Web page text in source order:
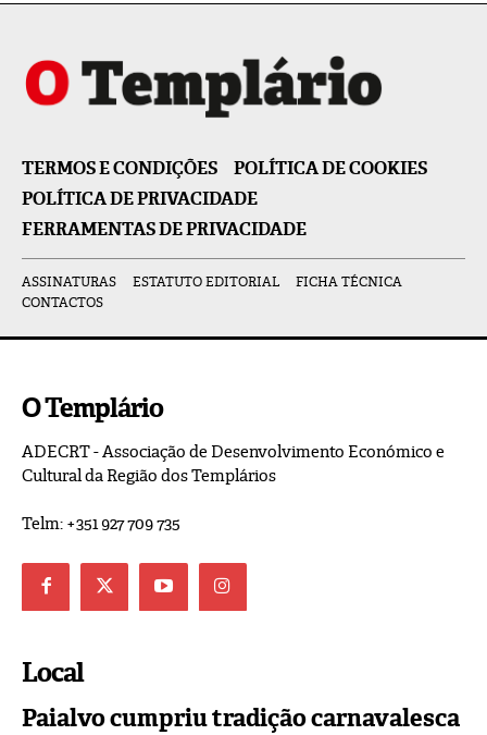
TERMOS E CONDIÇÕES
POLÍTICA DE COOKIES
POLÍTICA DE PRIVACIDADE
FERRAMENTAS DE PRIVACIDADE
ASSINATURAS ESTATUTO EDITORIAL
FICHA TÉCNICA
CONTACTOS
O Templário
ADECRT - Associação de Desenvolvimento Económico e
Cultural da Região dos Templários
Telm: +351 927 709 735
Local
Paialvo cumpriu tradição carnavalesca